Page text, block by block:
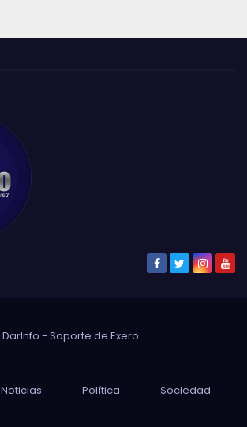
DarInfo - Soporte de Exero
Noticias Política Sociedad